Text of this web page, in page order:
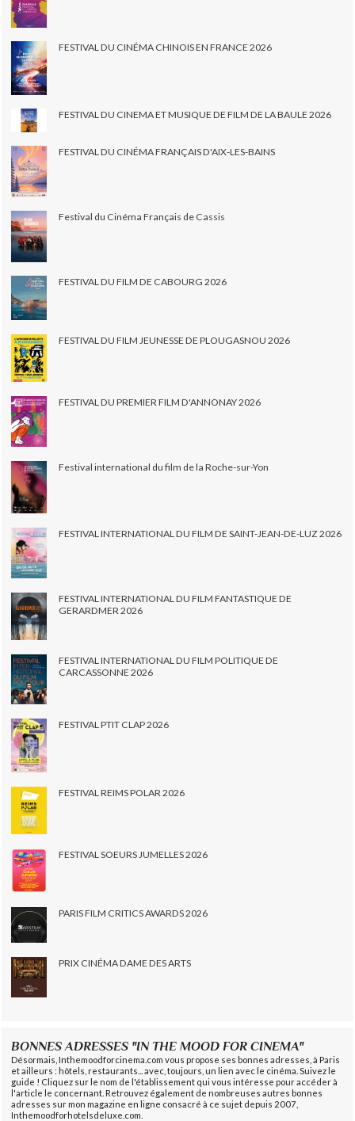
FESTIVAL DU CINÉMA CHINOIS EN FRANCE 2026
FESTIVAL DU CINEMA ET MUSIQUE DE FILM DE LA BAULE 2026
FESTIVAL DU CINÉMA FRANÇAIS D'AIX-LES-BAINS
Festival du Cinéma Français de Cassis
FESTIVAL DU FILM DE CABOURG 2026
FESTIVAL DU FILM JEUNESSE DE PLOUGASNOU 2026
FESTIVAL DU PREMIER FILM D'ANNONAY 2026
Festival international du film de la Roche-sur-Yon
FESTIVAL INTERNATIONAL DU FILM DE SAINT-JEAN-DE-LUZ 2026
FESTIVAL INTERNATIONAL DU FILM FANTASTIQUE DE
GERARDMER 2026
FESTIVAL INTERNATIONAL DU FILM POLITIQUE DE
CARCASSONNE 2026
FESTIVAL PTIT CLAP 2026
FESTIVAL REIMS POLAR 2026
FESTIVAL SOEURS JUMELLES 2026
PARIS FILM CRITICS AWARDS 2026
PRIX CINÉMA DAME DES ARTS
BONNES ADRESSES "IN THE MOOD FOR CINEMA"
Désormais, Inthemoodforcinema.com vous propose ses bonnes adresses, à Paris
et ailleurs : hôtels, restaurants... avec, toujours, un lien avec le cinéma. Suivez le
guide ! Cliquez sur le nom de l'établissement qui vous intéresse pour accéder à
l'article le concernant. Retrouvez également de nombreuses autres bonnes
adresses sur mon magazine en ligne consacré à ce sujet depuis 2007,
Inthemoodforhotelsdeluxe.com.